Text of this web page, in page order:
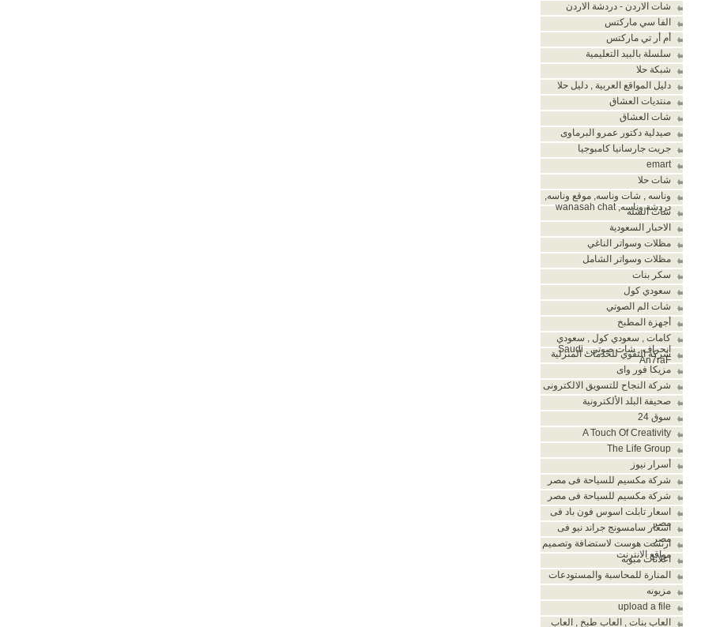
شات الاردن - دردشة الاردن
الفا سي ماركتس
أم أر تي ماركتس
سلسلة بالبيد التعليمية
شبكة حلا
دليل المواقع العربية , دليل حلا
منتديات العشاق
شات العشاق
صيدلية دكتور عمرو البرماوى
جريت جارسانيا كامبوجيا
emart
شات حلا
وناسه , شات وناسه, موقع وناسه,
دردشة وناسه, wanasah chat
شات الشله
الاحبار السعودية
مظلات وسواتر الناغي
مظلات وسواتر الشامل
سكر بنات
سعودي كول
شات الم الصوتي
أجهزة المطبخ
كامات , سعودي كول , سعودي
انحراف , شات صوتي , Saudi
An7raF
شركة التقوي للخدمات المنزلية
مزيكا فور واى
شركة النجاح للتسويق الالكترونى
صحيفة البلد الألكترونية
سوق 24
A Touch Of Creativity
The Life Group
أسرار نيوز
شركة مكسيم للسياحة فى مصر
شركة مكسيم للسياحة فى مصر
اسعار تابلت اسوس فون باد فى
مصر
اسعار سامسونج جراند نيو فى
مصر
ارنست هوست لاستضافة وتصميم
مواقع الانترنت
اعلانات مبوبه
المنارة للمحاسبة والمستودعات
مزيونه
upload a file
العاب بنات , العاب طبخ , العاب